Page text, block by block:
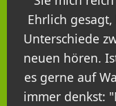
Ehrlich
Unterschiede
neuen hören.
es gerne auf
immer denkst: